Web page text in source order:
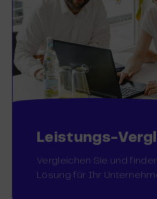
Leistungs-
Vergleichen Sie und
Lösung für Ihr